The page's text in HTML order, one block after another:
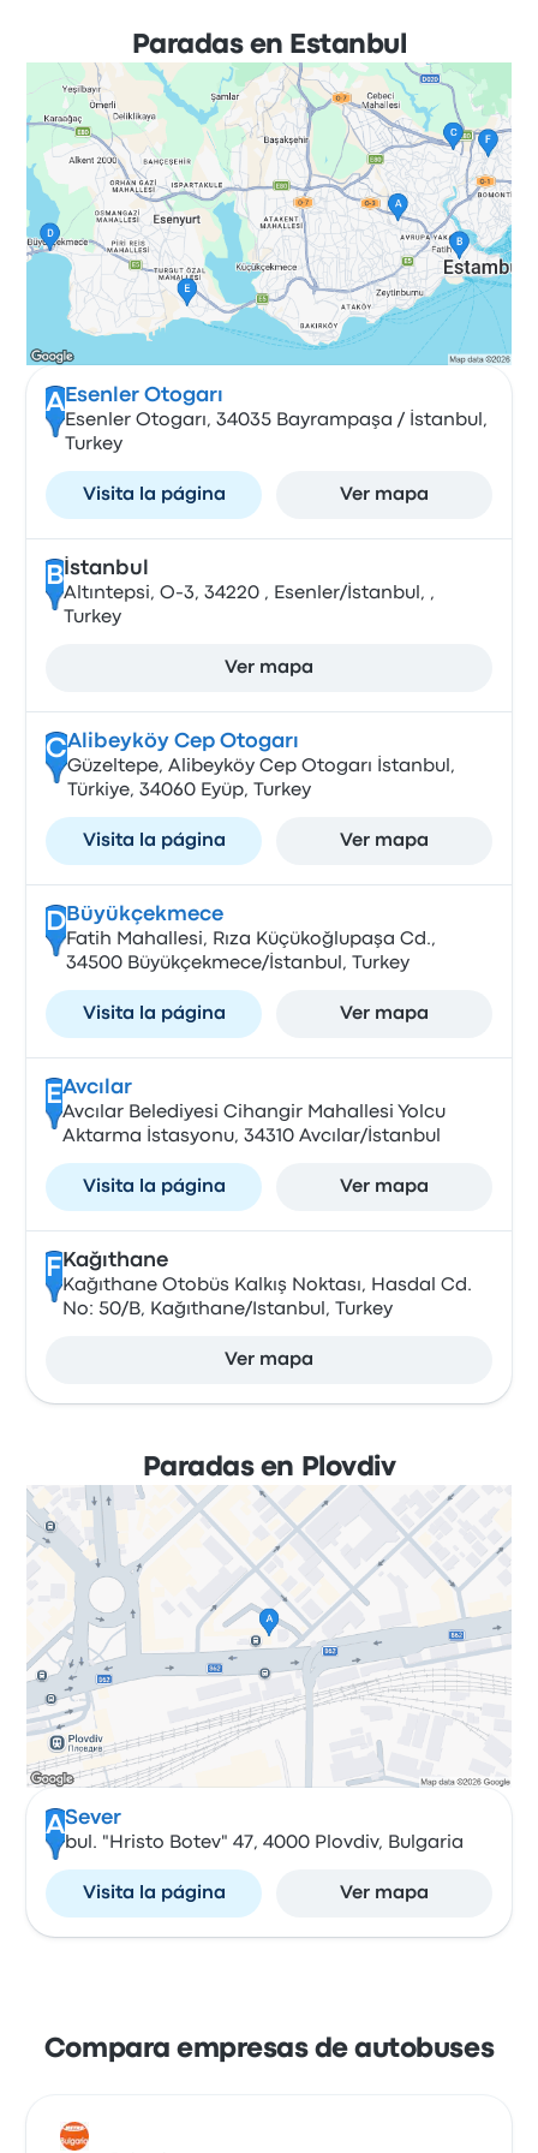
Paradas en Estanbul
A Esenler Otogarı
Esenler Otogarı, 34035 Bayrampaşa / İstanbul,
Turkey
Visita la página Ver mapa
B İstanbul
Altıntepsi, O-3, 34220 , Esenler/İstanbul, ,
Turkey
Ver mapa
CAlibeyköy Cep Otogarı
Güzeltepe, Alibeyköy Cep Otogarı İstanbul,
Türkiye, 34060 Eyüp, Turkey
Visita la página Ver mapa
DBüyükçekmece
Fatih Mahallesi, Rıza Küçükoğlupaşa Cd.,
34500 Büyükçekmece/İstanbul, Turkey
Visita la página Ver mapa
EAvcılar
Avcılar Belediyesi Cihangir Mahallesi Yolcu
Aktarma İstasyonu, 34310 Avcılar/İstanbul
Visita la página Ver mapa
F Kağıthane
Kağıthane Otobüs Kalkış Noktası, Hasdal Cd.
No: 50/B, Kağıthane/Istanbul, Turkey
Ver mapa
Paradas en Plovdiv
ASever
bul. "Hristo Botev" 47, 4000 Plovdiv, Bulgaria
Visita la página Ver mapa
Compara empresas de autobuses